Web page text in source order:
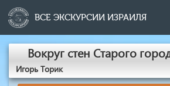
ВСЕ ЭКСКУРСИИ ИЗРАИЛЯ
Вокруг стен Старого
Игорь Торик